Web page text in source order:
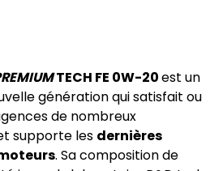
TECH FE 0W-20est un
génération qui satisfait ou
de nombreux
supporte les dernières
. Sa composition de